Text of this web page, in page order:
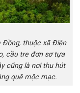
Đồng, thuộc xã Điện
cầu tre đơn sơ tựa
cũng là nơi thu hút
quê mộc mạc.